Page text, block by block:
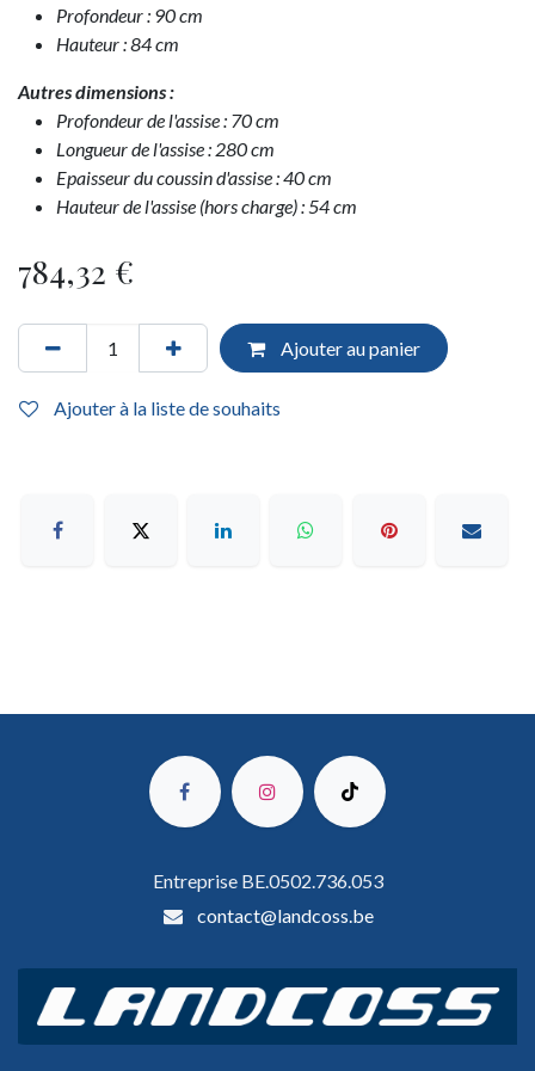
Profondeur : 90 cm
Hauteur : 84 cm
Autres dimensions :
Profondeur de l'assise : 70 cm
Longueur de l'assise : 280 cm
Epaisseur du coussin d'assise : 40 cm
Hauteur de l'assise (hors charge) : 54 cm
784,32 €
Ajouter au panier
Ajouter à la liste de souhaits
Entreprise BE.0502.736.053
contact@landcoss.be